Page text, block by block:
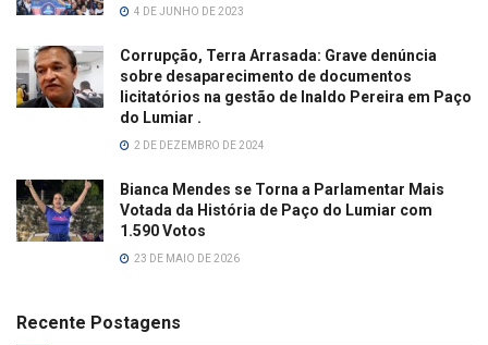
4 DE JUNHO DE 2023
Corrupção, Terra Arrasada: Grave denúncia
sobre desaparecimento de documentos
licitatórios na gestão de Inaldo Pereira em Paço
do Lumiar .
2 DE DEZEMBRO DE 2024
Bianca Mendes se Torna a Parlamentar Mais
Votada da História de Paço do Lumiar com
1.590 Votos
23 DE MAIO DE 2026
Recente Postagens